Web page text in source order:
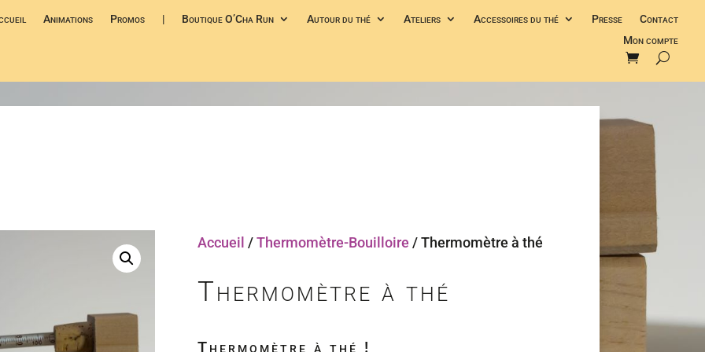
Animations Promos | Boutique O’Cha Run Autour du thé Ateliers Accessoires du thé Presse
Contact
Mon compte
Accueil /Thermomètre-Bouilloire / Thermomètre à thé
Thermomètre à thé
Thermomètre à thé !